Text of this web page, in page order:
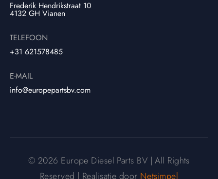
Frederik Hendrikstraat 10
4132 GH Vianen
TELEFOON
+31 621578485
E-MAIL
info@europepartsbv.com
© 2026 Europe Diesel Parts BV | All Rights
Reserved | Realisatie door Netsimpel